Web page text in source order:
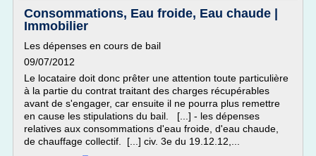
Consommations, Eau froide, Eau chaude |
Immobilier
Les dépenses en cours de bail
09/07/2012
Le locataire doit donc prêter une attention toute particulière
à la partie du contrat traitant des charges récupérables
avant de s'engager, car ensuite il ne pourra plus remettre
en cause les stipulations du bail. [...] - les dépenses
relatives aux consommations d'eau froide, d'eau chaude,
de chauffage collectif. [...] civ. 3e du 19.12.12,...